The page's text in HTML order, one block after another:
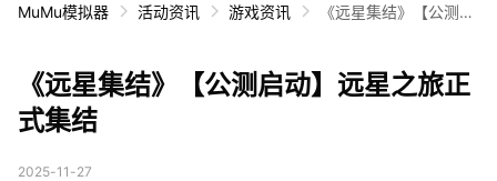
MuMu模拟器 活动资讯 游戏资讯
《远星集结》【公测启
《远星集结》【公测启动】远星之旅正
式集结
2025-11-27